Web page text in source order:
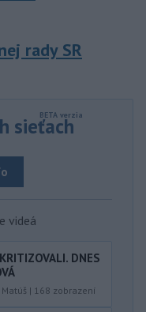
rady SR
sieťach
videá
DNES
| 168 zobrazení